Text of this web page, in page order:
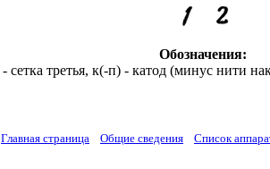
Обозначения:
- сетка третья, к(-п) - катод (минус нити
Главная страница Общие сведения Список